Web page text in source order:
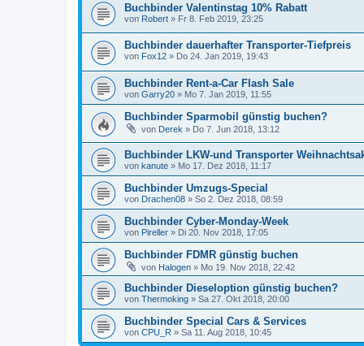
Buchbinder Valentinstag 10% Rabatt
von Robert » Fr 8. Feb 2019, 23:25
Buchbinder dauerhafter Transporter-Tiefpreis
von Fox12 » Do 24. Jan 2019, 19:43
Buchbinder Rent-a-Car Flash Sale
von Garry20 » Mo 7. Jan 2019, 11:55
Buchbinder Sparmobil günstig buchen?
von Derek » Do 7. Jun 2018, 13:12
Buchbinder LKW-und Transporter
von kanute » Mo 17. Dez 2018, 11:17
Buchbinder Umzugs-Special
von Drachen08 » So 2. Dez 2018, 08:59
Buchbinder Cyber-Monday-Week
von Pireller » Di 20. Nov 2018, 17:05
Buchbinder FDMR günstig buchen
von Halogen » Mo 19. Nov 2018, 22:42
Buchbinder Dieseloption günstig buchen?
von Thermoking » Sa 27. Okt 2018, 20:00
Buchbinder Special Cars & Services
von CPU_R » Sa 11. Aug 2018, 10:45